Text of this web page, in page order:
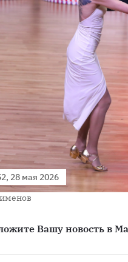
28 мая 2026
Вашу новость в